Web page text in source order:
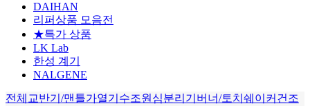
DAIHAN
리퍼상품 모음전
★특가 상품
LK Lab
한성 계기
NALGENE
전체 교반기/맨틀가열기 수조원심분리기 버너/토치 쉐이커 건조